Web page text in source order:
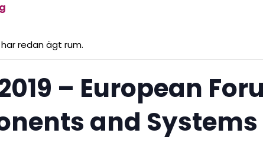
redan ägt rum.
2019 – European
and Systems